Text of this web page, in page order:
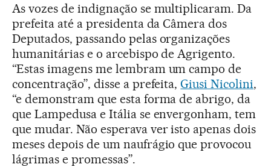
As vozes de indignação se multiplicaram. Da
prefeita até a presidenta da Câmera dos
Deputados, passando pelas organizações
humanitárias e o arcebispo de Agrigento.
“Estas imagens me lembram um campo de
concentração”, disse a prefeita,Giusi Nicolini,
“e demonstram que esta forma de abrigo, da
que Lampedusa e Itália se envergonham, tem
que mudar. Não esperava ver isto apenas dois
meses depois de um naufrágio que provocou
lágrimas e promessas”.